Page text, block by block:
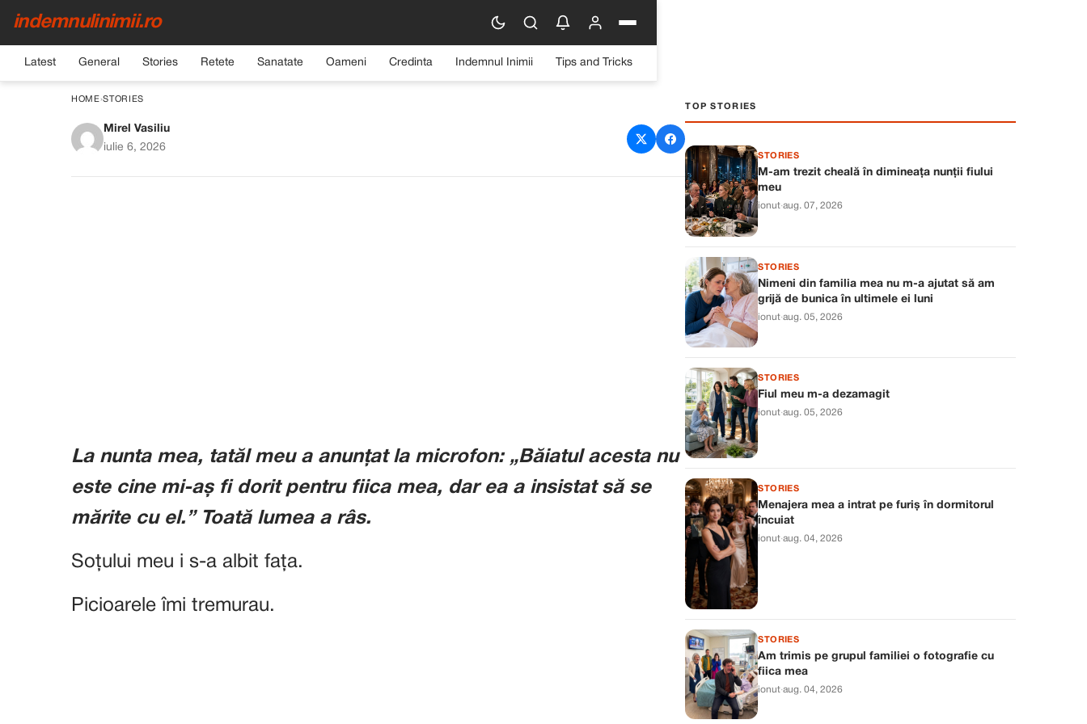
indemnulinimii.ro
Latest General Stories Retete Sanatate Oameni Credinta Indemnul Inimii Tips and Tricks
HOME›STORIES
La nunta mea, tata a spusceva ce ne-a lasat pe
Mirel Vasiliu
iulie 6, 2026
La nunta mea, tatăl meu a anunțat la microfon: „Băiatul acesta nu
este cine mi-aș fi dorit pentru fiica mea, dar ea a insistat să se
mărite cu el.” Toată lumea a râs.
Soțului meu i s-a albit fața.
Picioarele îmi tremurau.
TOP STORIES
STORIES
M-am trezit cheală în dimineața nunții fiului
meu
ionut·aug. 07, 2026
STORIES
Nimeni din familia mea nu m-a ajutat să am
grijă de bunica în ultimele ei luni
ionut·aug. 05, 2026
STORIES
Fiul meu m-a dezamagit
ionut·aug. 05, 2026
STORIES
Menajera mea a intrat pe furiș în dormitorul
încuiat
ionut·aug. 04, 2026
STORIES
Am trimis pe grupul familiei o fotografie cu
fiica mea
ionut·aug. 04, 2026